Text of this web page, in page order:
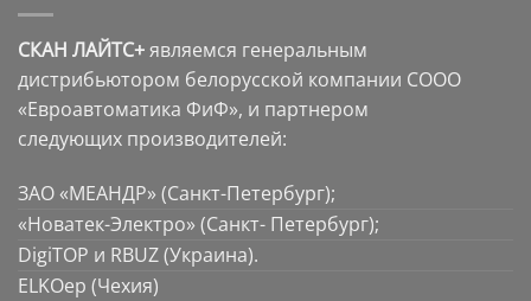
СКАН ЛАЙТС+являемся генеральным
дистрибьютором белорусской компании СООО
«Евроавтоматика ФиФ», и партнером
следующих производителей:
ЗАО «МЕАНДР» (Санкт-Петербург);
«Новатек-Электро» (Санкт- Петербург);
DigiTOP и RBUZ (Украина).
ELKOep (Чехия)